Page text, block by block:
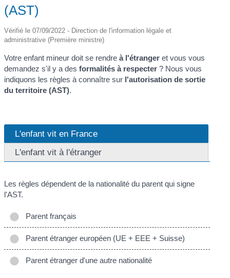
(AST)
Vérifié le 07/09/2022 - Direction de l'information légale et
administrative (Première ministre)
Votre enfant mineur doit se rendreà l'étranger et vous vous
demandez s'il y a desformalités à respecter ? Nous vous
indiquons les règles à connaître sur l'autorisation de sortie
du territoire (AST).
L'enfant vit en France
L'enfant vit à l'étranger
Les règles dépendent de la nationalité du parent qui signe
l'AST.
Parent français
Parent étranger européen (UE + EEE + Suisse)
Parent étranger d'une autre nationalité